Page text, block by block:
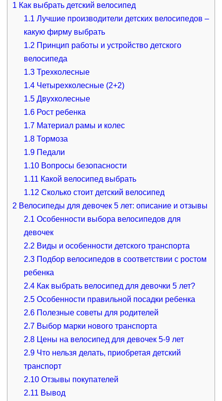
1 Как выбрать детский велосипед
1.1 Лучшие производители детских велосипедов –
какую фирму выбрать
1.2 Принцип работы и устройство детского
велосипеда
1.3 Трехколесные
1.4 Четырехколесные (2+2)
1.5 Двухколесные
1.6 Рост ребенка
1.7 Материал рамы и колес
1.8 Тормоза
1.9 Педали
1.10 Вопросы безопасности
1.11 Какой велосипед выбрать
1.12 Сколько стоит детский велосипед
2 Велосипеды для девочек 5 лет: описание и отзывы
2.1 Особенности выбора велосипедов для
девочек
2.2 Виды и особенности детского транспорта
2.3 Подбор велосипедов в соответствии с ростом
ребенка
2.4 Как выбрать велосипед для девочки 5 лет?
2.5 Особенности правильной посадки ребенка
2.6 Полезные советы для родителей
2.7 Выбор марки нового транспорта
2.8 Цены на велосипед для девочек 5-9 лет
2.9 Что нельзя делать, приобретая детский
транспорт
2.10 Отзывы покупателей
2.11 Вывод